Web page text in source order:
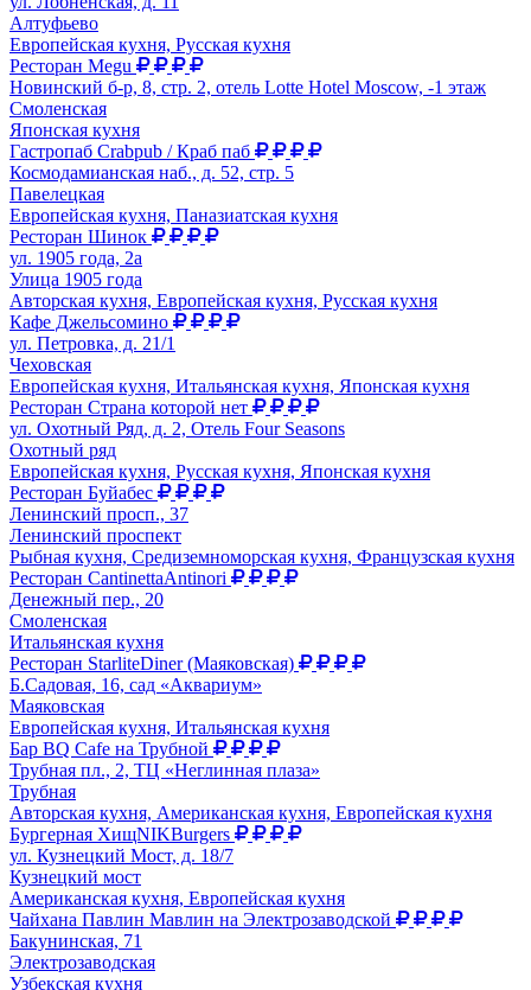
Алтуфьево
Европейская кухня, Русская кухня
Ресторан Megu
Новинский б-р, 8, стр. 2, отель Lotte Hotel Moscow, -1 этаж
Смоленская
Японская кухня
Гастропаб Crabpub / Краб паб
Космодамианская наб., д. 52, стр. 5
Павелецкая
Европейская кухня, Паназиатская кухня
Ресторан Шинок
ул. 1905 года, 2а
Улица 1905 года
Авторская кухня, Европейская кухня, Русская кухня
Кафе Джельсомино
ул. Петровка, д. 21/1
Чеховская
Европейская кухня, Итальянская кухня, Японская кухня
Ресторан Страна которой нет
ул. Охотный Ряд, д. 2, Отель Four Seasons
Охотный ряд
Европейская кухня, Русская кухня, Японская кухня
Ресторан Буйабес
Ленинский просп., 37
Ленинский проспект
Рыбная кухня, Средиземноморская кухня, Французская кухня
Ресторан CantinettaAntinori
Денежный пер., 20
Смоленская
Итальянская кухня
Ресторан StarliteDiner (Маяковская)
Б.Садовая, 16, сад «Аквариум»
Маяковская
Европейская кухня, Итальянская кухня
Бар BQ Cafe на Трубной
Трубная пл., 2, ТЦ «Неглинная плаза»
Трубная
Авторская кухня, Американская кухня, Европейская кухня
Бургерная ХищNIKBurgers
ул. Кузнецкий Мост, д. 18/7
Кузнецкий мост
Американская кухня, Европейская кухня
Чайхана Павлин Мавлин на Электрозаводской
Бакунинская, 71
Электрозаводская
Узбекская кухня